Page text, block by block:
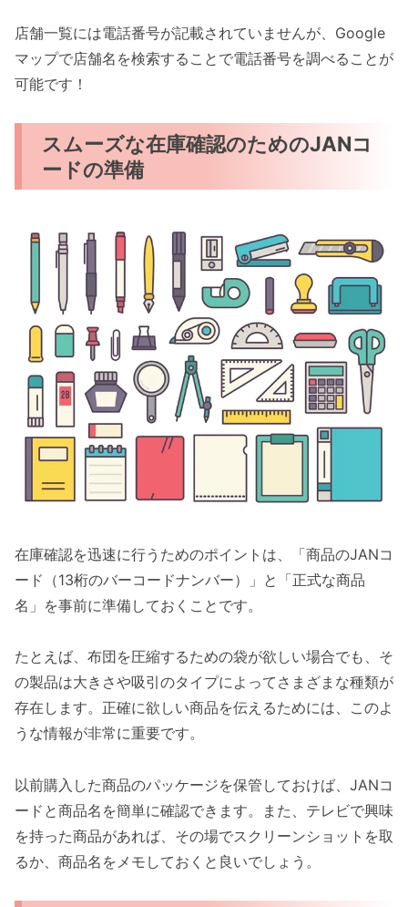
店舗一覧には電話番号が記載されていませんが、Google
マップで店舗名を検索することで電話番号を調べることが
可能です！
スムーズな在庫確認のためのJANコ
ードの準備
在庫確認を迅速に行うためのポイントは、「商品のJANコ
ード（13桁のバーコードナンバー）」と「正式な商品
名」を事前に準備しておくことです。
たとえば、布団を圧縮するための袋が欲しい場合でも、そ
の製品は大きさや吸引のタイプによってさまざまな種類が
存在します。正確に欲しい商品を伝えるためには、このよ
うな情報が非常に重要です。
以前購入した商品のパッケージを保管しておけば、JANコ
ードと商品名を簡単に確認できます。また、テレビで興味
を持った商品があれば、その場でスクリーンショットを取
るか、商品名をメモしておくと良いでしょう。